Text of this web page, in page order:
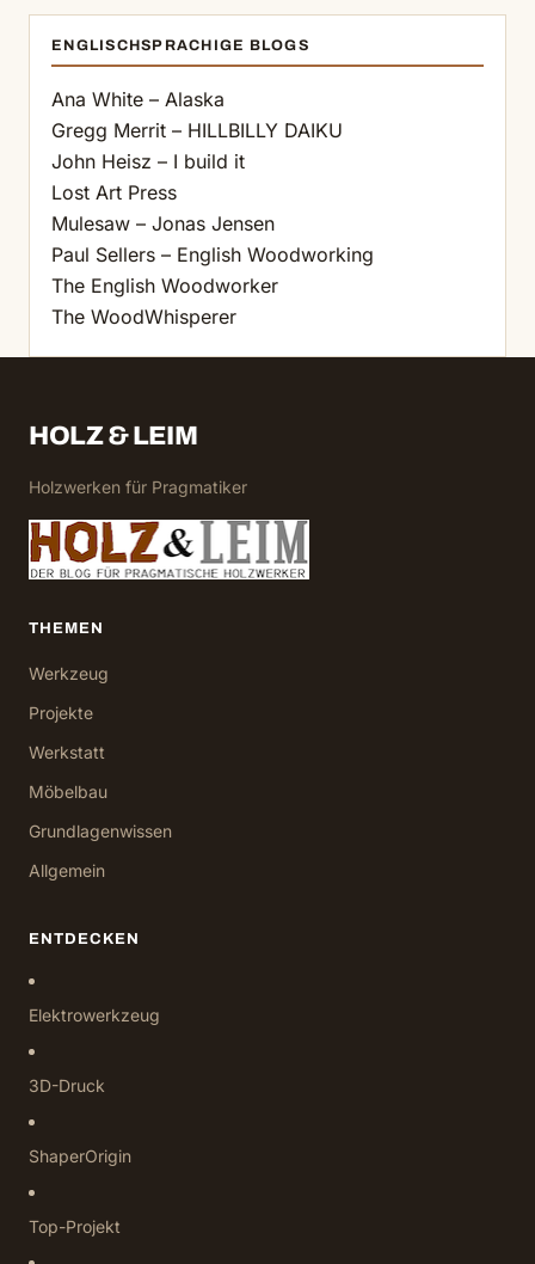
ENGLISCHSPRACHIGE BLOGS
Ana White – Alaska
Gregg Merrit – HILLBILLY DAIKU
John Heisz – I build it
Lost Art Press
Mulesaw – Jonas Jensen
Paul Sellers – English Woodworking
The English Woodworker
The WoodWhisperer
HOLZ & LEIM
Holzwerken für Pragmatiker
THEMEN
Werkzeug
Projekte
Werkstatt
Möbelbau
Grundlagenwissen
Allgemein
ENTDECKEN
Elektrowerkzeug
3D-Druck
ShaperOrigin
Top-Projekt